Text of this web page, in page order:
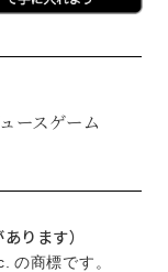
ースゲーム
ります）
の商標です。